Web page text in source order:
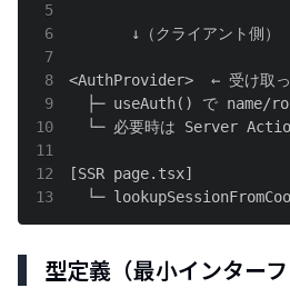
5
6
7
8
9
10
11
12
13
└─
型定義（最小インターフ